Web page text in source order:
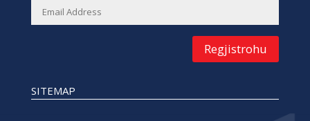
Regjistrohu
SITEMAP